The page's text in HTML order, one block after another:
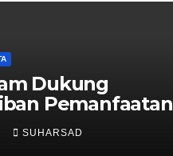
Dukung
Pemanfaatan
Sesuai
Peraturan
SUHARSAD